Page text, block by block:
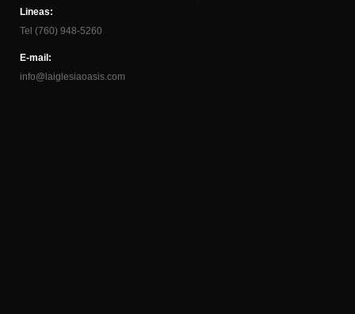
Lineas:
Tel (760) 948-5260
E-mail:
info@laiglesiaoasis.com